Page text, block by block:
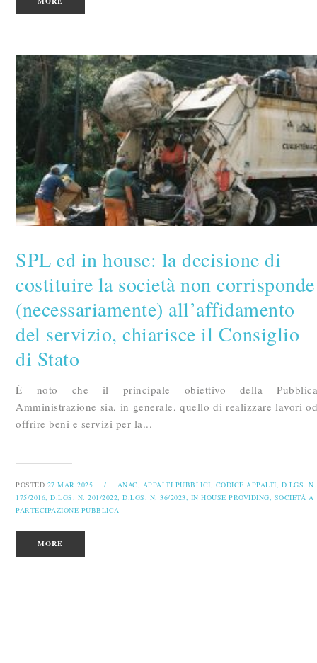
SPL ed in house: la decisione di
costituire la società non corrisponde
(necessariamente) all’affidamento
del servizio, chiarisce il Consiglio
di Stato
È noto che il principale obiettivo della
Amministrazione sia, in generale, quello di realizzare lavori
offrire beni e servizi per la...
POSTED 27 MAR 2025 / ANAC, APPALTI PUBBLICI, CODICE APPALTI, D.LGS. N.
175/2016, D.LGS. N. 201/2022, D.LGS. N. 36/2023, IN HOUSE PROVIDING, SOCIETÀ A
PARTECIPAZIONE PUBBLICA
MORE